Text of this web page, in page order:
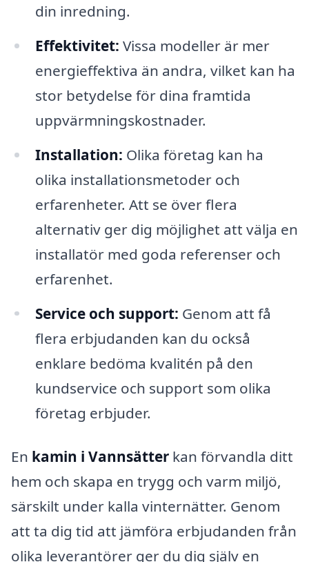
din inredning.
Effektivitet: Vissa modeller är mer
energieffektiva än andra, vilket kan ha
stor betydelse för dina framtida
uppvärmningskostnader.
Installation: Olika företag kan ha
olika installationsmetoder och
erfarenheter. Att se över flera
alternativ ger dig möjlighet att välja en
installatör med goda referenser och
erfarenhet.
Service och support: Genom att få
flera erbjudanden kan du också
enklare bedöma kvalitén på den
kundservice och support som olika
företag erbjuder.
En kamin i Vannsätter kan förvandla ditt
hem och skapa en trygg och varm miljö,
särskilt under kalla vinternätter. Genom
att ta dig tid att jämföra erbjudanden från
olika leverantörer ger du dig själv en